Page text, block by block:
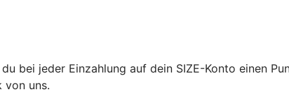
bei jeder Einzahlung auf dein SIZE-Konto einen
von uns.